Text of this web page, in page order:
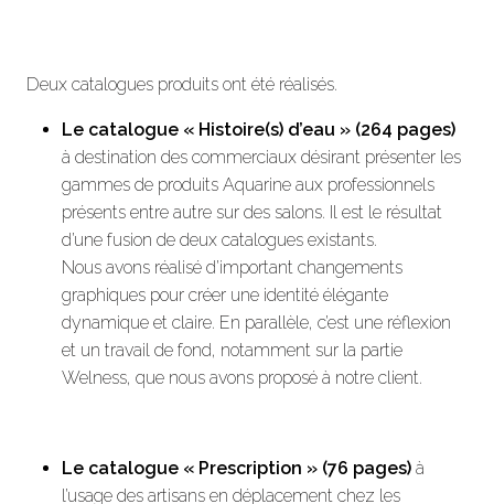
Deux catalogues produits ont été réalisés.
Le catalogue « Histoire(s) d’eau » (264 pages)
à destination des commerciaux désirant présenter les
gammes de produits Aquarine aux professionnels
présents entre autre sur des salons. Il est le résultat
d’une fusion de deux catalogues existants.
Nous avons réalisé d’important changements
graphiques pour créer une identité élégante
dynamique et claire. En parallèle, c’est une réflexion
et un travail de fond, notamment sur la partie
Welness, que nous avons proposé à notre client.
Le catalogue « Prescription » (76 pages) à
l’usage des artisans en déplacement chez les